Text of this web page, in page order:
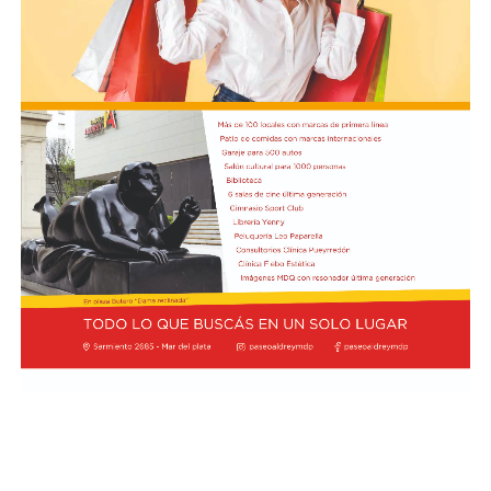
Boca, por su parte, no vive una crisis tan aguda en
términos de resultados, pero sí atraviesa un tramo que
genera preocupación por la falta de solidez y
continuidad en el juego. El arranque del ciclo de Rodolfo
Arruabarrena había sido alentador: el equipo logró la
clasificación a los octavos de final de la Copa Argentina
tras vencer 2-0 a Sarmiento de Junín y obtuvo un
triunfo 1-0 ante O’Higgins de Chile en la ida de los
octavos de la Copa Sudamericana, en la Bombonera.
Sin embargo, el envión inicial se frenó de golpe. En la
primera fecha del Torneo Clausura, Boca sufrió una dura
goleada 3-0 como visitante de Deportivo Riestra, un